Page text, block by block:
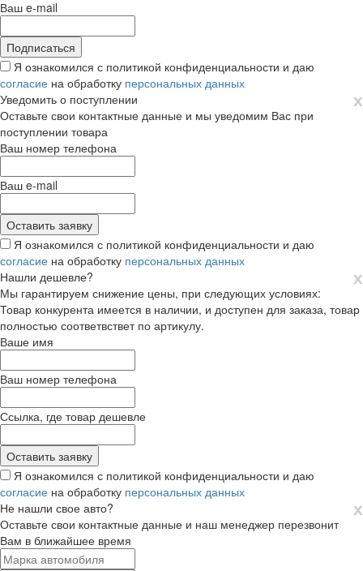
Ваш e-mail
Я ознакомился с политикой конфиденциальности и даю
согласие на обработку персональных данных
х
Уведомить о поступлении
Оставьте свои контактные данные и мы уведомим Вас при
поступлении товара
Ваш номер телефона
Ваш e-mail
Я ознакомился с политикой конфиденциальности и даю
согласие на обработку персональных данных
х
Нашли дешевле?
Мы гарантируем снижение цены, при следующих условиях:
Товар конкурента имеется в наличии, и доступен для заказа, товар
полностью соответвствет по артикулу.
Ваше имя
Ваш номер телефона
Ссылка, где товар дешевле
Я ознакомился с политикой конфиденциальности и даю
согласие на обработку персональных данных
х
Не нашли свое авто?
Оставьте свои контактные данные и наш менеджер перезвонит
Вам в ближайшее время